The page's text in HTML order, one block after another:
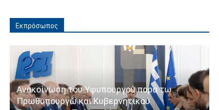
Εκπρόσωπος
Ανακοίνωση του Υφυπουργού παρά τω
Πρωθυπουργώ και Κυβερνητικού